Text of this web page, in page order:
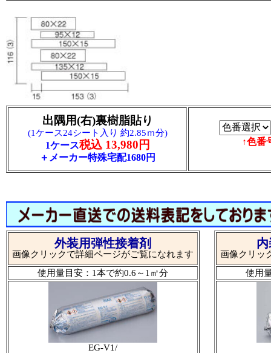
画像クリッ
使用
外装用弾性接着剤
画像クリックで詳細ページがご覧になれます
使用量目安：1本で約0.6～1㎡分
EG-V1/
出隅用(右)裏樹脂貼り
(1ケース24シート入り 約2.85ｍ分)
1ケース税込 13,980円
＋メーカー特殊宅配1680円
↑色番